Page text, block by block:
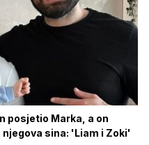
posjetio Marka, a on
sina: 'Liam i Zoki'